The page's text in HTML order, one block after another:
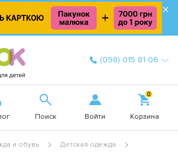
×
(098) 015 81 06
Поиск Войти
0
Корзина
и обувь
Детская одежда